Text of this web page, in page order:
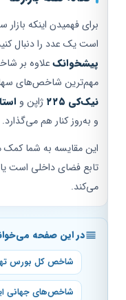
برای فهمیدن اینکه بازار
است یک عدد را دنبال کنید:
پیشخوانکعلاوه بر شاخص
مهم‌ترین شاخص‌های سهام
نیک‌کی ۲۲۵
ژاپن واستاکس
و به‌روز کنار هم می‌گذارد.
این مقایسه به شما کمک
تابع فضای داخلی است یا
می‌کند.
در این صفحه می‌خوانید
شاخص کل بورس
شاخص‌های جهانی این